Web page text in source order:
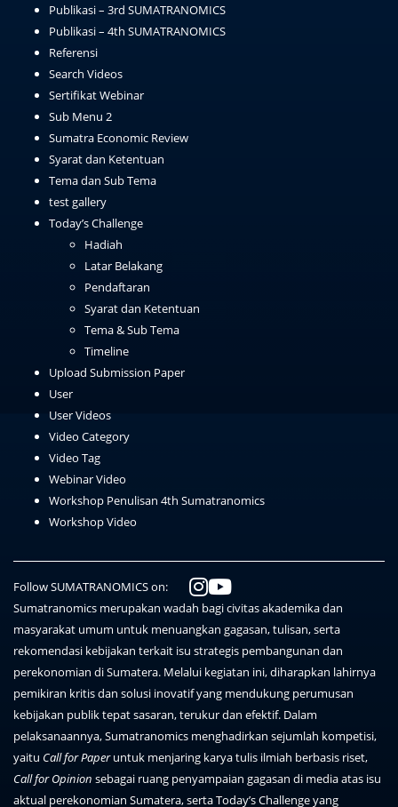
Publikasi – 3rd SUMATRANOMICS
Publikasi – 4th SUMATRANOMICS
Referensi
Search Videos
Sertifikat Webinar
Sub Menu 2
Sumatra Economic Review
Syarat dan Ketentuan
Tema dan Sub Tema
test gallery
Today’s Challenge
Hadiah
Latar Belakang
Pendaftaran
Syarat dan Ketentuan
Tema & Sub Tema
Timeline
Upload Submission Paper
User
User Videos
Video Category
Video Tag
Webinar Video
Workshop Penulisan 4th Sumatranomics
Workshop Video
Follow SUMATRANOMICS on:
Sumatranomics merupakan wadah bagi civitas akademika dan
masyarakat umum untuk menuangkan gagasan, tulisan, serta
rekomendasi kebijakan terkait isu strategis pembangunan dan
perekonomian di Sumatera. Melalui kegiatan ini, diharapkan lahirnya
pemikiran kritis dan solusi inovatif yang mendukung perumusan
kebijakan publik tepat sasaran, terukur dan efektif. Dalam
pelaksanaannya, Sumatranomics menghadirkan sejumlah kompetisi,
yaitu Call for Paperuntuk menjaring karya tulis ilmiah berbasis riset,
Call for Opinion sebagai ruang penyampaian gagasan di media atas isu
aktual perekonomian Sumatera, serta Today’s Challenge yang